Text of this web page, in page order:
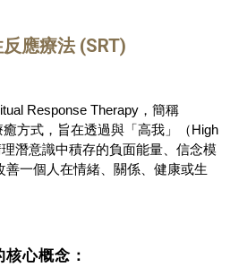
反應療法 (SRT)
Response Therapy，簡稱
方式，旨在透過與「高我」（High
潛意識中積存的負面能量、信念模
善一個人在情緒、關係、健康或生
心概念：